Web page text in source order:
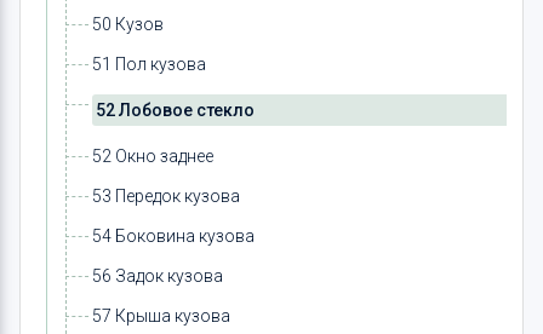
50 Кузов
51 Пол кузова
52 Лобовое стекло
52 Окно заднее
53 Передок кузова
54 Боковина кузова
56 Задок кузова
57 Крыша кузова